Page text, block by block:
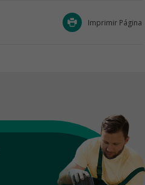
Imprimir Página